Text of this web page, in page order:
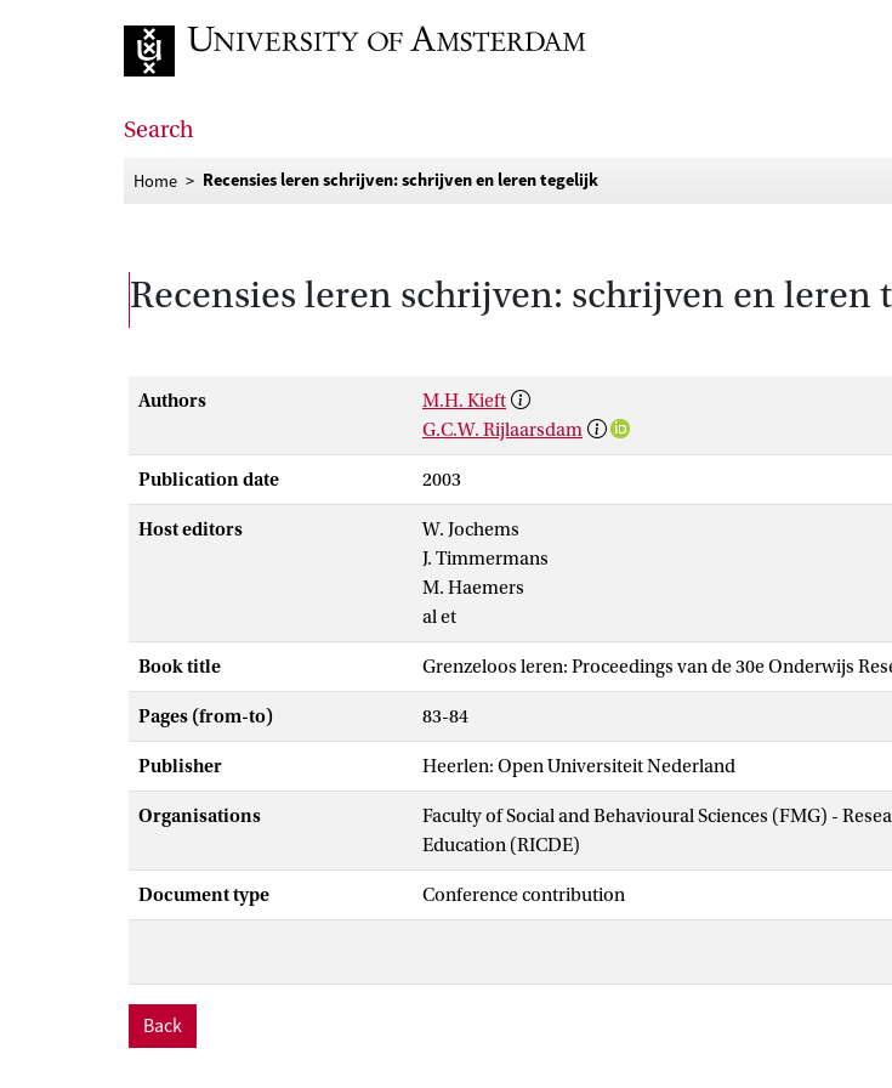
Search
Home Recensies leren schrijven: schrijven en leren tegelijk
Recensies leren schrijven: schrijven en leren
Authors
M.H. Kieft
G.C.W. Rijlaarsdam
Publication date 2003
Host editors
W. Jochems
J. Timmermans
M. Haemers
al et
Book title Grenzeloos leren: Proceedings van de 30e Onderwijs
Pages (from-to) 83-84
Publisher Heerlen: Open Universiteit Nederland
Organisations
Faculty of Social and Behavioural Sciences (FMG) -
Education (RICDE)
Document type Conference contribution
Back